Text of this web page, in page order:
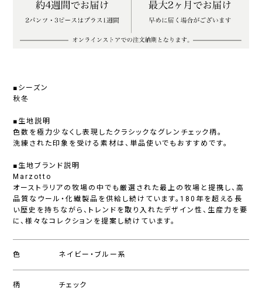
■シーズン
秋冬
■生地説明
色数を極力少なくし表現したクラシックなグレンチェック柄。
洗練された印象を受ける素材は、単品使いでもおすすめです。
■生地ブランド説明
Marzotto
オーストラリアの牧場の中でも厳選された最上の牧場と提携し、高
品質なウール・化繊製品を供給し続けています。180年を超える長
い歴史を持ちながら、トレンドを取り入れたデザイン性、生産力を要
に、様々なコレクションを提案し続けています。
色 ネイビー・ブルー系
柄 チェック